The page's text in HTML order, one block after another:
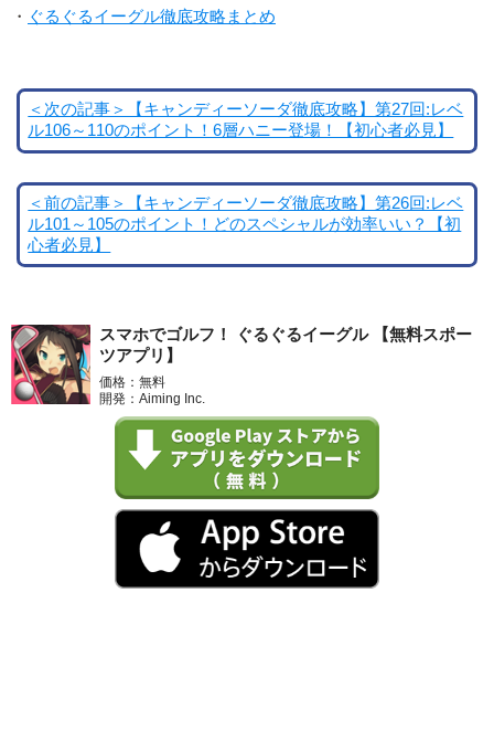
・ ぐるぐるイーグル徹底攻略まとめ
＜次の記事＞【キャンディーソーダ徹底攻略】第27回:レベ
ル106～110のポイント！6層ハニー登場！【初心者必見】
＜前の記事＞【キャンディーソーダ徹底攻略】第26回:レベ
ル101～105のポイント！どのスペシャルが効率いい？【初
心者必見】
スマホでゴルフ！ ぐるぐるイーグル 【無料スポー
ツアプリ】
価格：無料
開発：Aiming Inc.